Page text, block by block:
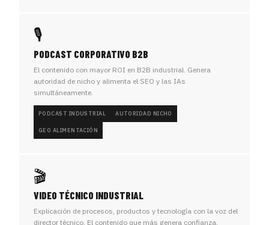
🎙️
PODCAST CORPORATIVO B2B
El contenido con mayor ROI en B2B industrial. Genera
autoridad de nicho y alimenta el SEO y las IAs
simultáneamente.
PODCAST INDUSTRIAL AUTORIDAD NICHO
GEO ALIMENTACIÓN
🎬
VIDEO TÉCNICO INDUSTRIAL
Explicación de procesos, productos y tecnología con la voz del
director técnico. El contenido que más genera confianza.